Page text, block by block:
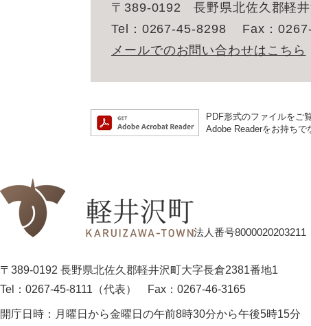
〒389-0192
長野県北佐久郡軽
Tel：0267-45-8298
Fax：
メールでのお問い合わせはこちら
PDF形式のファイルをご
Adobe Readerをお持ちで
法人番号8000020203211
〒389-0192 長野県北佐久郡軽井沢町大字長倉2381番地1
Tel：0267-45-8111（代表）
Fax：0267-46-3165
開庁日時： 月曜日から金曜日の午前8時30分から午後5時15分